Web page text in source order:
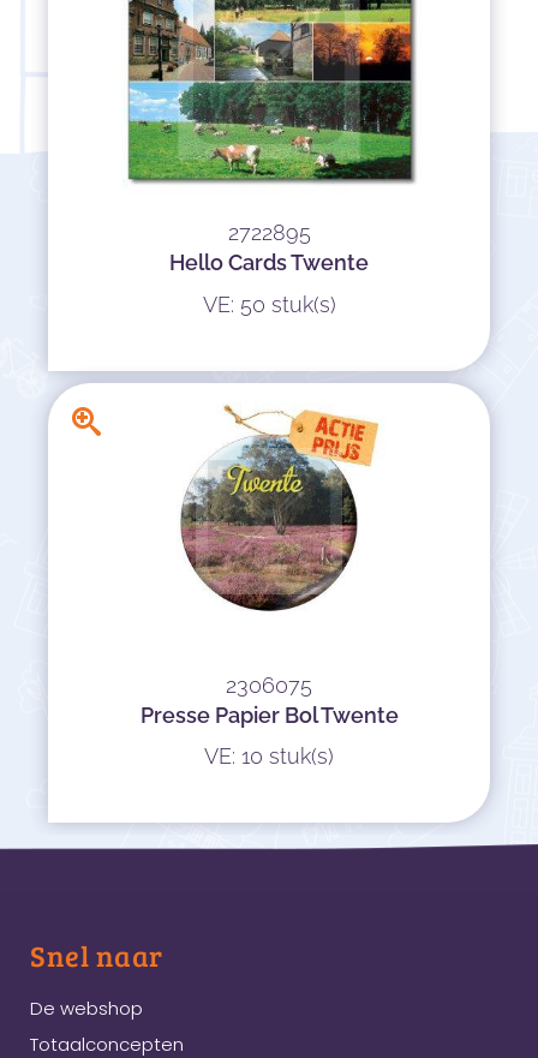
2722895
Hello Cards Twente
VE: 50 stuk(s)
2306075
Presse Papier Bol Twente
VE: 10 stuk(s)
Snel naar
De webshop
Totaalconcepten